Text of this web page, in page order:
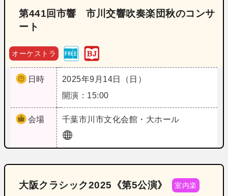
第441回市響 市川交響吹奏楽団秋のコンサ
ート
オーケストラ
日時
2025年9月14日（日）
開演：15:00
会場 千葉市川市文化会館・大ホール
大阪クラシック2025《第5公演》 室内楽